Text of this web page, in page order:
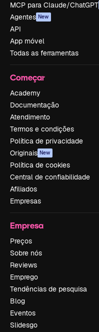
MCP para Claude/ChatGPT
Agentes New
API
App móvel
Todas as ferramentas
Começar
Academy
Documentação
Atendimento
Termos e condições
Política de privacidade
Originais New
Política de cookies
Central de confiabilidade
Afiliados
Empresas
Empresa
Preços
Sobre nós
Reviews
Emprego
Tendências de pesquisa
Blog
Eventos
Slidesgo